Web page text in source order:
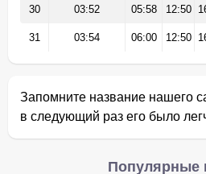
30 03:52 05:58 12:50
31 03:54 06:00 12:50
Запомните название нашего
в следующий раз его было
Популярные